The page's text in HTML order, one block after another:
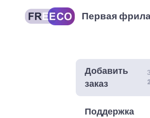
Первая
Добавить
заказ
Поддержка